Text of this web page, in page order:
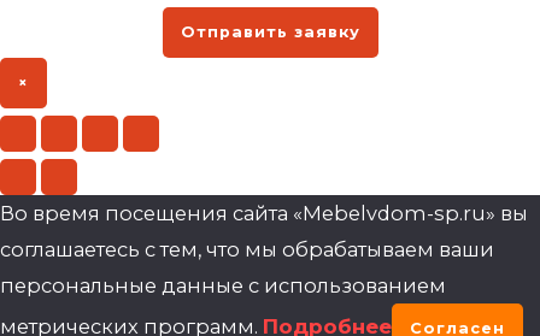
Отправить заявку
×
Во время посещения сайта «Mebelvdom-sp.ru» вы
соглашаетесь с тем, что мы обрабатываем ваши
персональные данные с использованием
метрических программ. Подробнее Согласен